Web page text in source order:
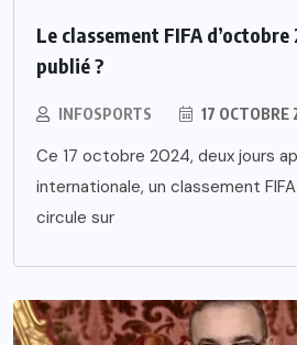
Le classement FIFA
publié ?
INFOSPORTS 17 OCTOBRE
Ce 17 octobre 2024, deux jours
internationale, un classement
circule sur